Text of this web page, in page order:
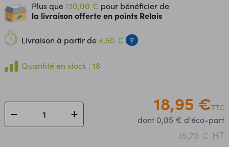
microcontrôleurs 3,3 et 5 Vcc. Il peut être utilisé pour mettre
à jour, remplacer ou supprimer le bootloader sur certaines
cartes Arduino®, notamment les cartes Uno, Leonardo et
Mega ou compatibles. Ce programmateur est compatible
Windows, MacOS, Linux et avec les logiciels de
programmation Atmel Studio, AVRDUDE et Arduino IDE.
également faire office de convertisseur USB-série grâce à
ses broches Rx et Tx. Remarque: le cordon micro-USB
nécessaire à la communication avec un ordinateur n'est
Plus que120,00 € pour bénéficier de
la livraison offerte en points Relais
Livraison à partir de4,50 € ?
Quantité en stock : 18
18,95 €TTC
dont 0,05 € d'éco-part
15,79 € HT